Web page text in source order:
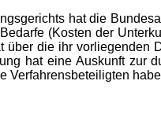
hat die
(Kosten der
über die ihr vorliegenden
hat eine Auskunft zur
Verfahrensbeteiligten